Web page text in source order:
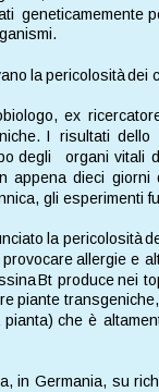
geneticamemente
la pericolosità dei
ex
I risultati
degli organi vitali
appena dieci giorni
gli esperimenti
la pericolosità
provocare allergie e
Bt produce nei
piante
pianta) che è
in Germania, su